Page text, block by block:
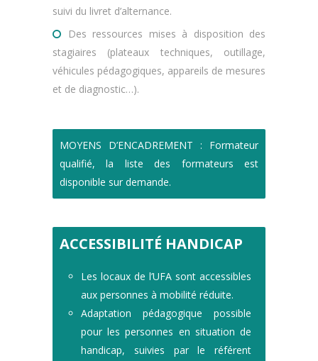
suivi du livret d’alternance.
Des ressources mises à disposition des
stagiaires (plateaux techniques, outillage,
véhicules pédagogiques, appareils de mesures
et de diagnostic…).
MOYENS D’ENCADREMENT : Formateur
qualifié, la liste des formateurs est
disponible sur demande.
ACCESSIBILITÉ HANDICAP
Les locaux de l’UFA sont accessibles
aux personnes à mobilité réduite.
Adaptation pédagogique possible
pour les personnes en situation de
handicap, suivies par le référent